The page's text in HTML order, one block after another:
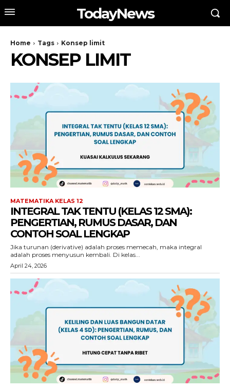
TodayNews
Home Tags Konsep limit
KONSEP LIMIT
MATEMATIKA KELAS 12
INTEGRAL TAK TENTU (KELAS 12 SMA):
PENGERTIAN, RUMUS DASAR, DAN
CONTOH SOAL LENGKAP
Jika turunan (derivative) adalah proses memecah, maka integral
adalah proses menyusun kembali. Di kelas...
April 24, 2026